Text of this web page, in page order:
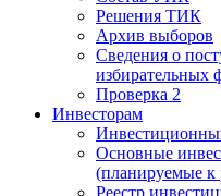
Решения ТИК
Архив выборов
Сведения о
избирательных
Проверка 2
Инвесторам
Основные
(планируемые к
Реестр